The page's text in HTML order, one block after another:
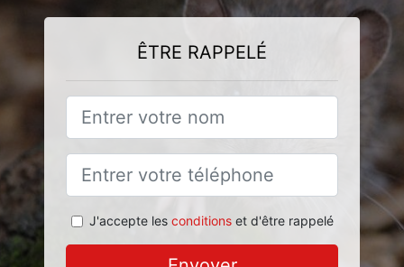
ÊTRE RAPPELÉ
J'accepte les conditionset d'être rappelé